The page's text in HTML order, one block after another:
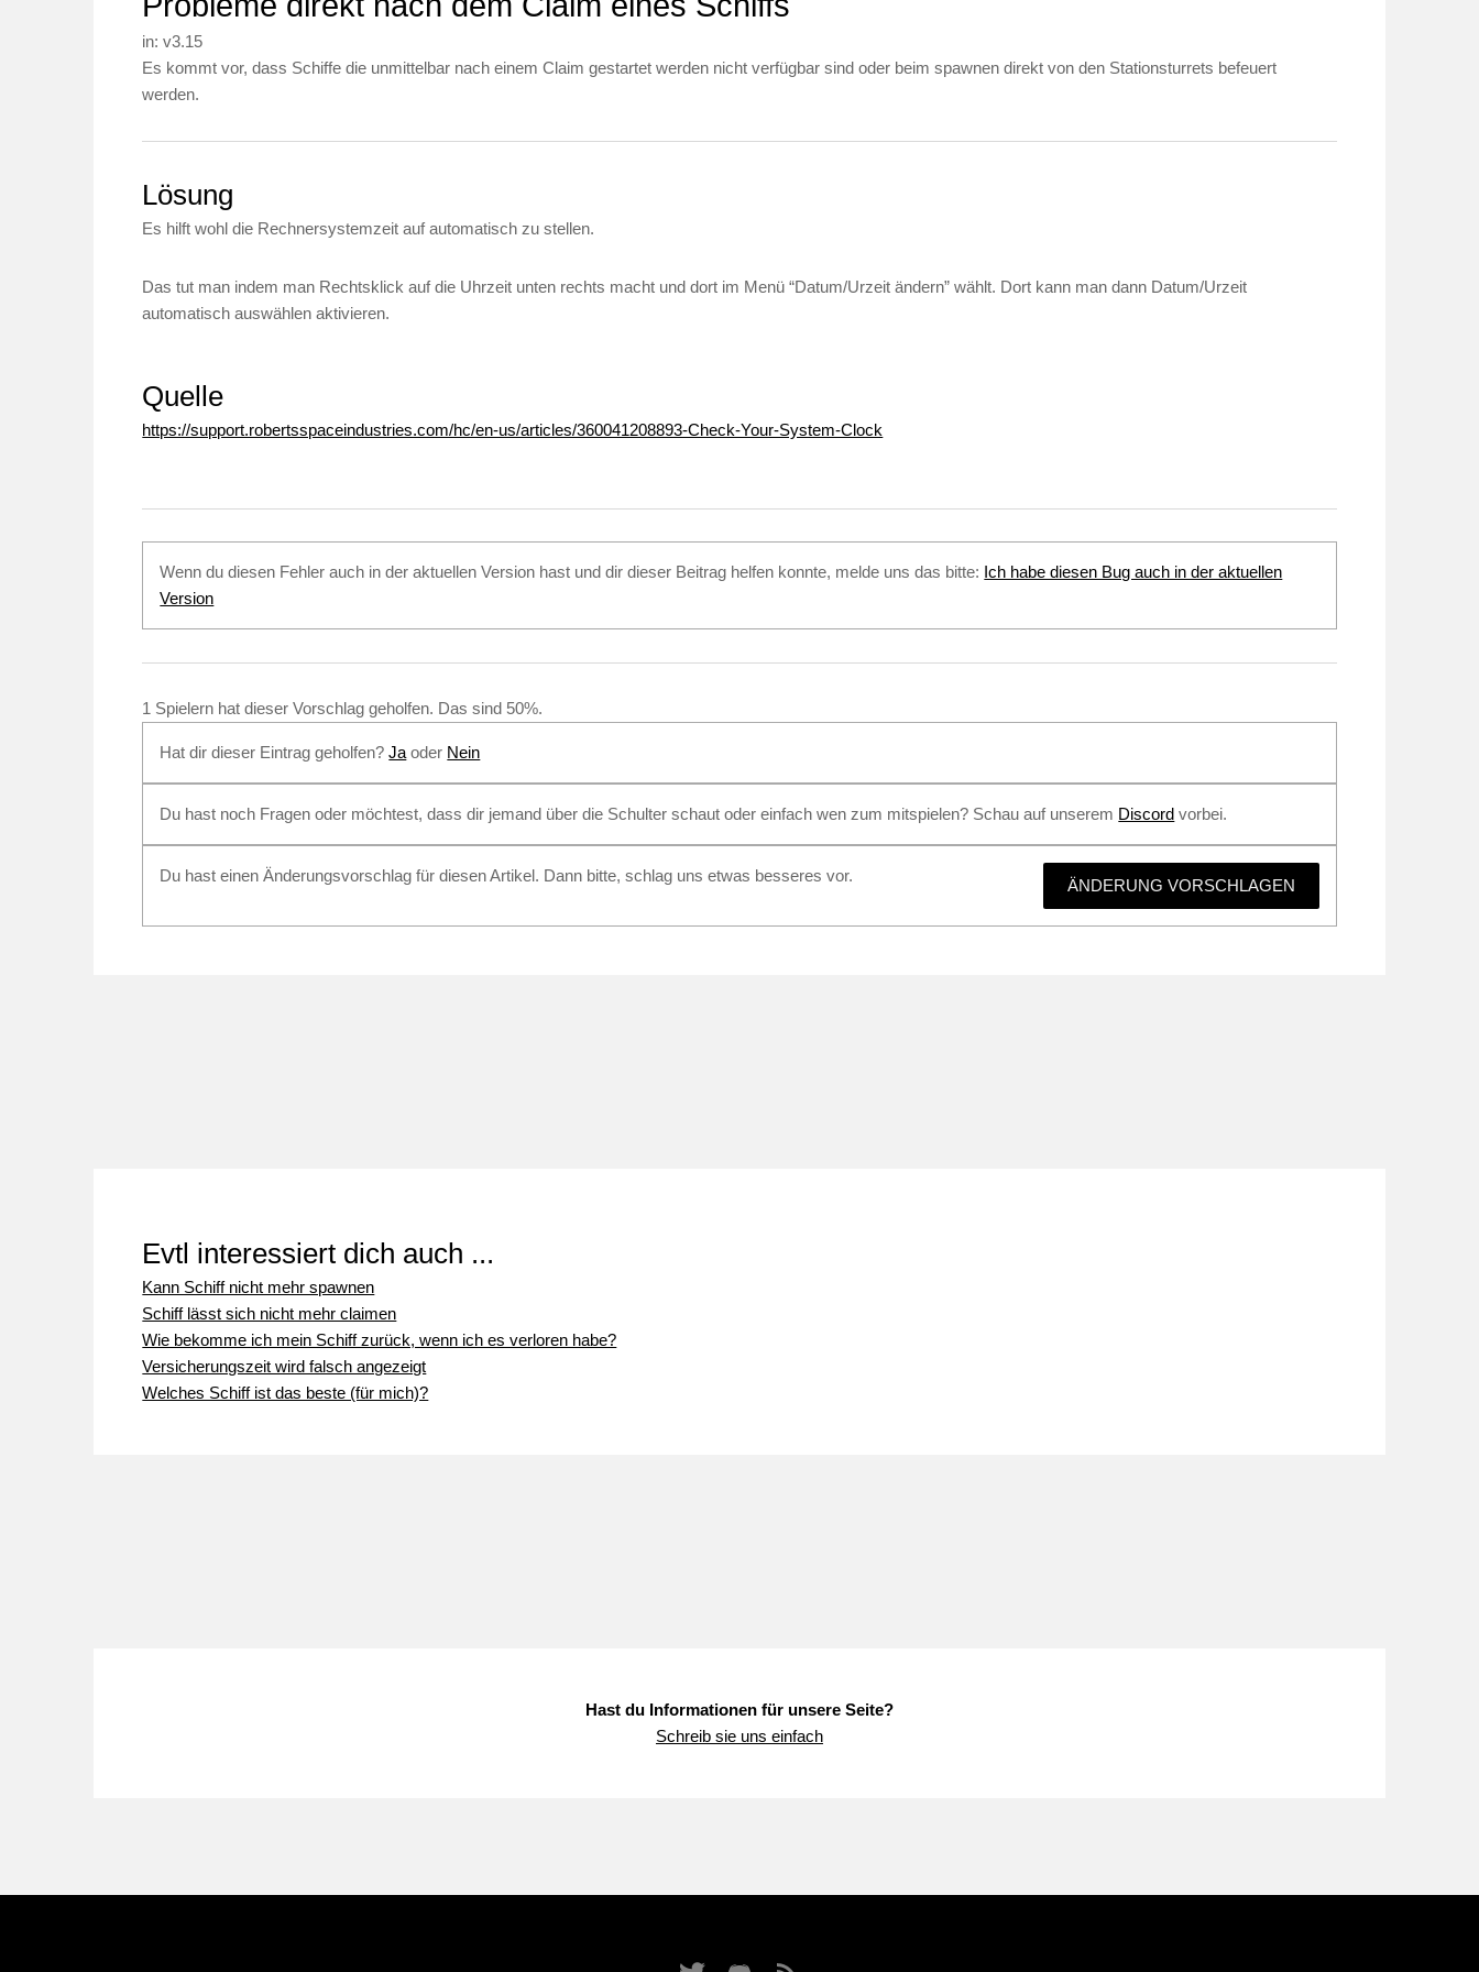
in:v3.15
Es kommt vor, dass Schiffe die unmittelbar nach einem Claim gestartet werden nicht verfügbar sind oder beim spawnen direkt von den Stationsturrets befeuert
werden.
Lösung
Es hilft wohl die Rechnersystemzeit auf automatisch zu stellen.
Das tut man indem man Rechtsklick auf die Uhrzeit unten rechts macht und dort im Menü “Datum/Urzeit ändern” wählt. Dort kann man dann Datum/Urzeit
automatisch auswählen aktivieren.
Quelle
https://support.robertsspaceindustries.com/hc/en-us/articles/360041208893-Check-Your-System-Clock
Wenn du diesen Fehler auch in der aktuellen Version hast und dir dieser Beitrag helfen konnte, melde uns das bitte: Ich habe diesen Bug auch in der aktuellen
Version
1 Spielern hat dieser Vorschlag geholfen. Das sind 50%.
Hat dir dieser Eintrag geholfen?Ja oder Nein
Du hast noch Fragen oder möchtest, dass dir jemand über die Schulter schaut oder einfach wen zum mitspielen? Schau auf unserem Discord vorbei.
ÄNDERUNG VORSCHLAGEN
Du hast einen Änderungsvorschlag für diesen Artikel. Dann bitte, schlag uns etwas besseres vor.
Evtl interessiert dich auch ...
Kann Schiff nicht mehr spawnen
Schiff lässt sich nicht mehr claimen
Wie bekomme ich mein Schiff zurück, wenn ich es verloren habe?
Versicherungszeit wird falsch angezeigt
Welches Schiff ist das beste (für mich)?
Hast du Informationen für unsere Seite?
Schreib sie uns einfach